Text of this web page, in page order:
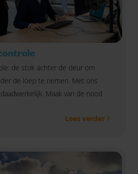
de stok achter de deur om
de loep te nemen. Met ons
Maak van de nood
Lees verder